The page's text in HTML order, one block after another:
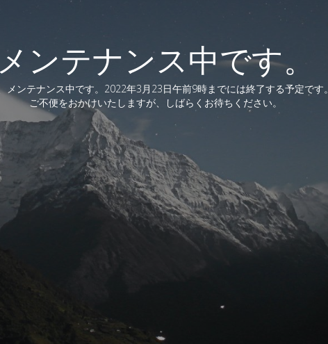
ンテナンス中です。
メンテナンス中です。2022年3月23日午前9時までには終了する予定です。
ご不便をおかけいたしますが、しばらくお待ちください。